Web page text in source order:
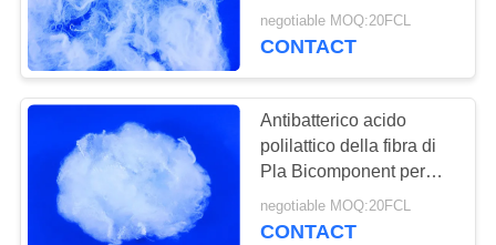
CIRCA
NOI
GIRO
DELLA
FABBRICA
fibra di graffetta di
poliestere bassa
della colata
15
per il materiale di igiene
negotiable MOQ:20FCL
CONTACT
Antibatterico acido
polilattico della fibra di
Pla Bicomponent per
tessuto non
negotiable MOQ:20FCL
CONTACT